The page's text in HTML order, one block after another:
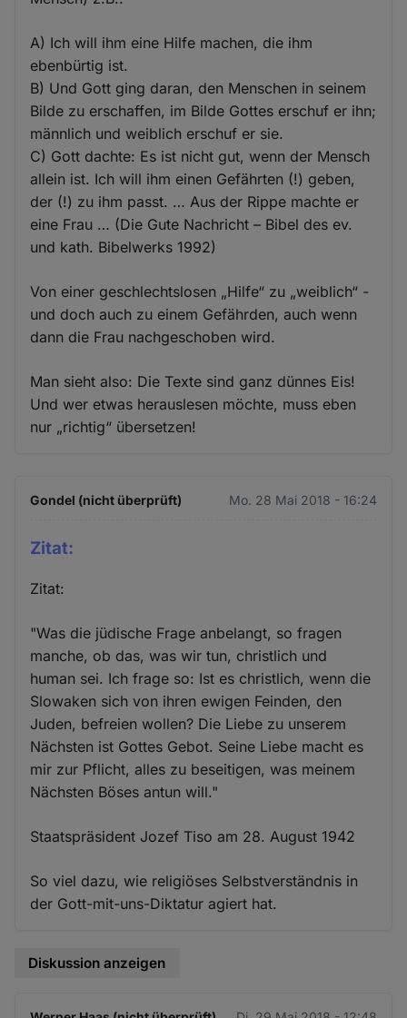
A) Ich will ihm eine Hilfe machen, die ihm
ebenbürtig ist.
B) Und Gott ging daran, den Menschen in seinem
Bilde zu erschaffen, im Bilde Gottes erschuf er ihn;
männlich und weiblich erschuf er sie.
C) Gott dachte: Es ist nicht gut, wenn der Mensch
allein ist. Ich will ihm einen Gefährten (!) geben,
der (!) zu ihm passt. … Aus der Rippe machte er
eine Frau … (Die Gute Nachricht – Bibel des ev.
und kath. Bibelwerks 1992)
Von einer geschlechtslosen „Hilfe“ zu „weiblich“ -
und doch auch zu einem Gefährden, auch wenn
dann die Frau nachgeschoben wird.
Man sieht also: Die Texte sind ganz dünnes Eis!
Und wer etwas herauslesen möchte, muss eben
nur „richtig“ übersetzen!
Gondel (nicht überprüft) Mo. 28 Mai 2018 - 16:24
Zitat:
Zitat:
"Was die jüdische Frage anbelangt, so fragen
manche, ob das, was wir tun, christlich und
human sei. Ich frage so: Ist es christlich, wenn die
Slowaken sich von ihren ewigen Feinden, den
Juden, befreien wollen? Die Liebe zu unserem
Nächsten ist Gottes Gebot. Seine Liebe macht es
mir zur Pflicht, alles zu beseitigen, was meinem
Nächsten Böses antun will."
Staatspräsident Jozef Tiso am 28. August 1942
So viel dazu, wie religiöses Selbstverständnis in
der Gott-mit-uns-Diktatur agiert hat.
Diskussion anzeigen